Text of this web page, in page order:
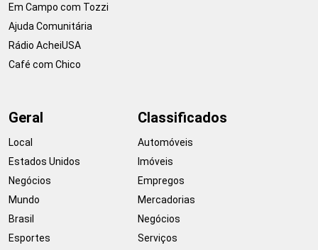
Em Campo com Tozzi
Ajuda Comunitária
Rádio AcheiUSA
Café com Chico
Geral
Local
Estados Unidos
Negócios
Mundo
Brasil
Esportes
Classificados
Automóveis
Imóveis
Empregos
Mercadorias
Negócios
Serviços